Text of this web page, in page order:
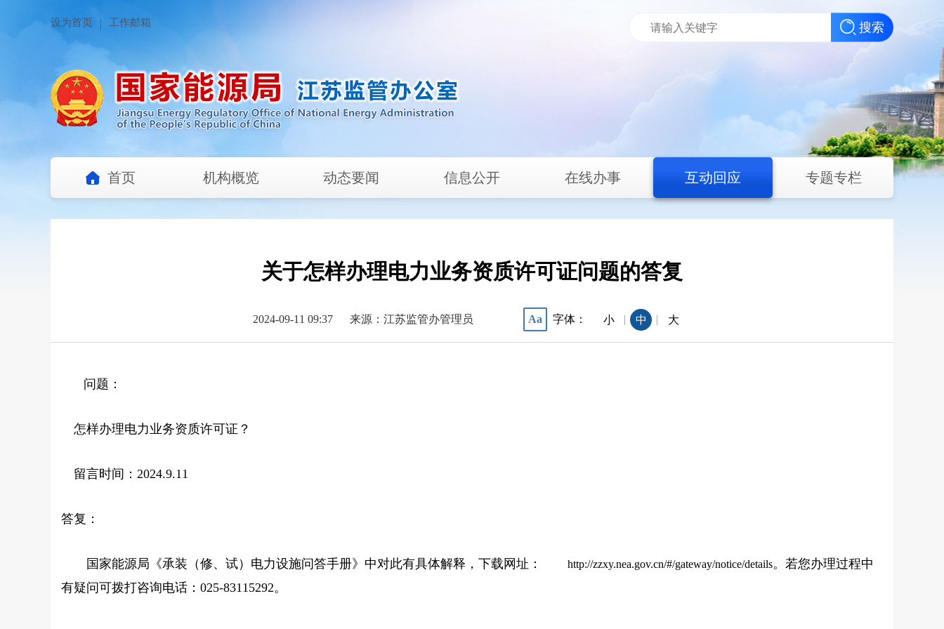
设为首页 工作邮箱 搜索
首页 机构概览 动态要闻 信息公开 在线办事 互动回应 专题专栏
关于怎样办理电力业务资质许可证问题的答复
2024-09-11 09:37 来源：江苏监管办管理员 Aa 字体： 小 | 中 | 大
问题：
怎样办理电力业务资质许可证？
留言时间：2024.9.11
答复：
国家能源局《承装（修、试）电力设施问答手册》中对此有具体解释，下载网址： http://zzxy.nea.gov.cn/#/gateway/notice/details。若您办理过程中
有疑问可拨打咨询电话：025-83115292。